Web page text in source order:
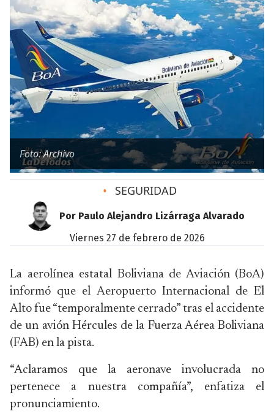
Foto: Archivo
• SEGURIDAD
Por Paulo Alejandro Lizárraga Alvarado
viernes 27 de febrero de 2026
La aerolínea estatal Boliviana de Aviación (BoA)
informó que el Aeropuerto Internacional de El
Alto fue “temporalmente cerrado” tras el accidente
de un avión Hércules de la Fuerza Aérea Boliviana
(FAB) en la pista.
“Aclaramos que la aeronave involucrada no
pertenece a nuestra compañía”, enfatiza el
pronunciamiento.